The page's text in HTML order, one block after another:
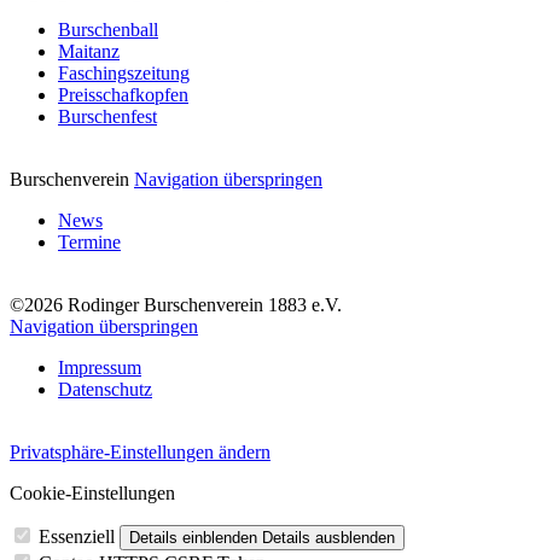
Burschenball
Maitanz
Faschingszeitung
Preisschafkopfen
Burschenfest
Burschenverein Navigation überspringen
News
Termine
©2026 Rodinger Burschenverein 1883 e.V.
Navigation überspringen
Impressum
Datenschutz
Privatsphäre-Einstellungen ändern
Cookie-Einstellungen
Essenziell Details einblenden Details ausblenden